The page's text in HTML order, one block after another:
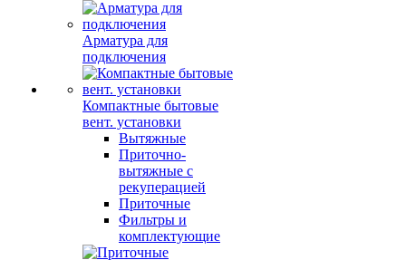
Арматура для
подключения
Компактные бытовые
вент. установки
Вытяжные
Приточно-
вытяжные с
рекуперацией
Приточные
Фильтры и
комплектующие